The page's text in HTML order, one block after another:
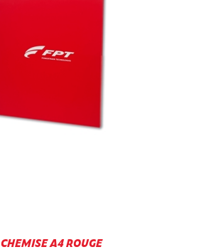
CHEMISE A4 ROUGE